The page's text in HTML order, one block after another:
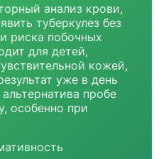
анализ крови,
туберкулез без
риска побочных
для детей,
кожей,
уже в день
пробе
особенно при